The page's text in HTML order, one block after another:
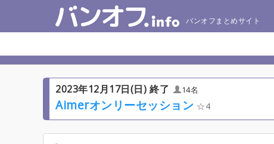
バンオフまとめサイト
2023年12月17日(日) 終了 14名
Aimerオンリーセッション 4